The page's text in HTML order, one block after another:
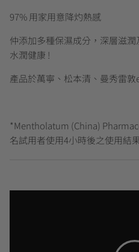
97% 用家用意降灼熱感
仲添加多種保濕成分，深層滋
水潤健康 !
產品於萬寧、松本清、曼秀雷敦
*Mentholatum (China)
名試用者使用4小時後之使用結